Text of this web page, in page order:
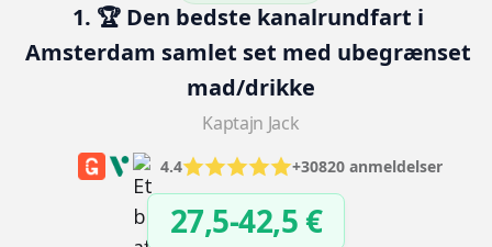
1. 🏆 Den bedste kanalrundfart i
Amsterdam samlet set med ubegrænset
mad/drikke
Kaptajn Jack
4.4 +30820 anmeldelser
27,5-42,5 €